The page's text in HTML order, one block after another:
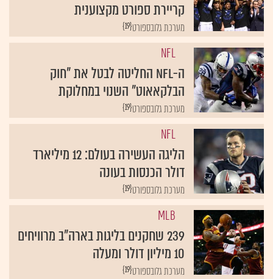
קריירת ספורט מקצוענית
{19}מערכת גלובספורט
NFL
ה-NFL החליטה לבטל את "חוק
הבלקאאוט" השנוי במחלוקת
{19}מערכת גלובספורט
NFL
הליגה העשירה בעולם: 12 מיליארד
דולר הכנסות בעונה
{19}מערכת גלובספורט
MLB
239 שחקנים בליגות בארה"ב מרוויחים
10 מיליון דולר ומעלה
{19}מערכת גלובספורט